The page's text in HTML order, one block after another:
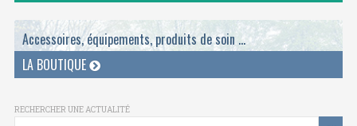
Accessoires, équipements, produits de soin ...
LA BOUTIQUE
RECHERCHER UNE ACTUALITÉ